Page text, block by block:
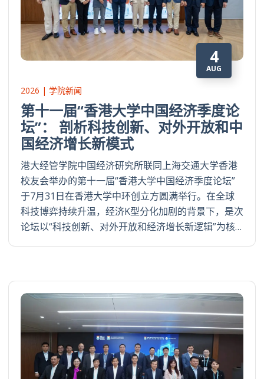
4
AUG
2026 | 学院新闻
第十一届“香港大学中国经济季度论
坛”： 剖析科技创新、对外开放和中
国经济增长新模式
港大经管学院中国经济研究所联同上海交通大学香港
校友会举办的第十一届“香港大学中国经济季度论坛”
于7月31日在香港大学中环创立方圆满举行。在全球
科技博弈持续升温，经济K型分化加剧的背景下，是次
论坛以“科技创新、对外开放和经济增长新逻辑”为核…